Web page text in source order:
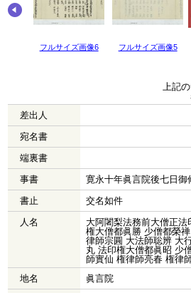
フルサイズ画像6 フルサイズ画像5
上記
差出人
宛名書
端裏書
事書
寛永十年眞言院後七日御
書止
交名如件
人名
大阿闍梨法務前大僧正
権大僧都眞勝 少僧都榮
律師宗圓 大法師聡辨 大
丸 法印権大僧都眞昭 少
師實仙 権律師亮春 権律
地名
眞言院